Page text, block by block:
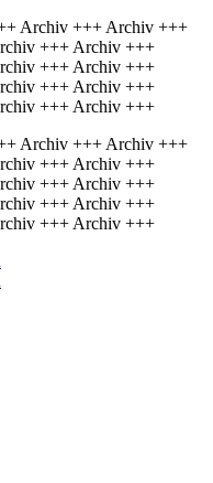
Archiv +++ Archiv +++
+++ Archiv +++
+++ Archiv +++
+++ Archiv +++
+++ Archiv +++
Archiv +++ Archiv +++
+++ Archiv +++
+++ Archiv +++
+++ Archiv +++
+++ Archiv +++